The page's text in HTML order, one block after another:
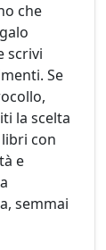
che
scrivi
Se
la scelta
con
e
semmai